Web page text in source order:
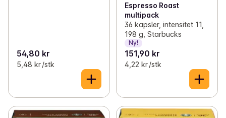
54,80 kr
5,48 kr /stk
Espresso Roast
multipack
36 kapsler, intensitet 11,
198 g, Starbucks
Ny!
151,90 kr
4,22 kr /stk